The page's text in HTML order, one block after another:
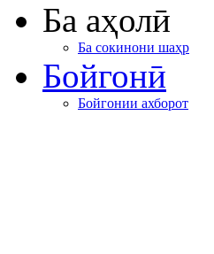
Ба аҳолӣ
Ба сокинони шаҳр
Бойгонӣ
Бойгонии ахборот